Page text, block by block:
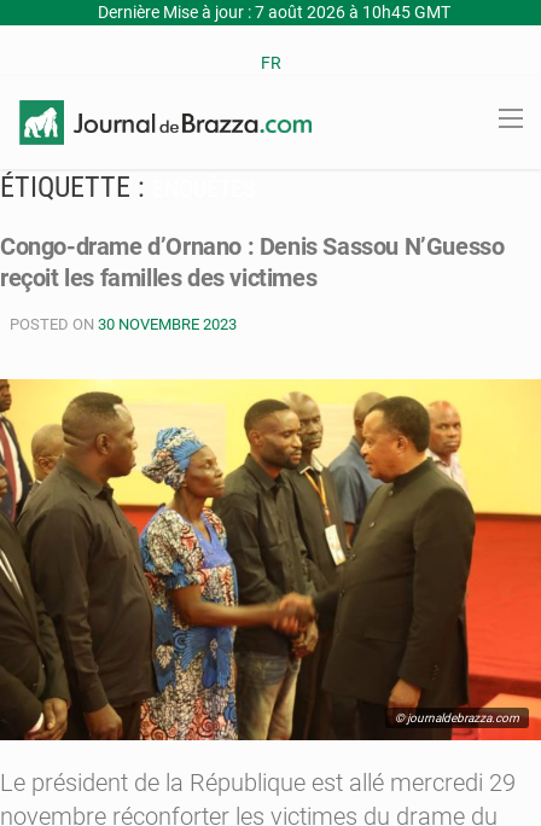
Dernière Mise à jour : 7 août 2026 à 10h45 GMT
FR
ÉTIQUETTE :
Congo-drame d’Ornano : Denis Sassou N’Guesso
reçoit les familles des victimes
POSTED ON 30 NOVEMBRE 2023
© journaldebrazza.com
Le président de la République est allé mercredi 29
novembre réconforter les victimes du drame du